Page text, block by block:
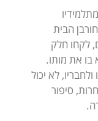
הבית
לקחו חלק
בו את מותו.
לא יכול
סיפור